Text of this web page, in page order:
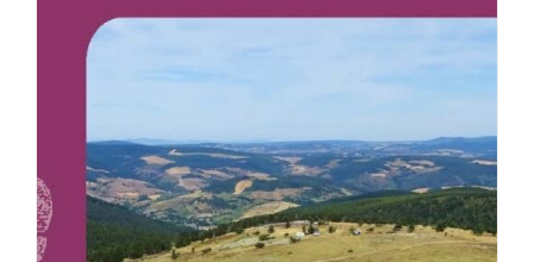
AJOUTER AU PANIER DÉTAILS